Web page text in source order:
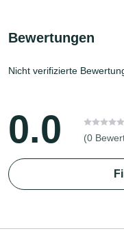
Bewertungen
Nicht verifizierte
0.0 (0